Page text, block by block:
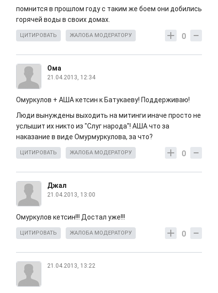
помнится в прошлом году с таким же боем они добились
горячей воды в своих домах.
0
ЦИТИРОВАТЬ ЖАЛОБА МОДЕРАТОРУ
Ома
21.04.2013, 12:34
Омуркулов + АША кетсин к Батукаеву! Поддерживаю!
Люди вынуждены выходить на митинги иначе просто не
услышит их никто из "Слуг народа"! АША что за
наказание в виде Омурмуркулова, за что?
0
ЦИТИРОВАТЬ ЖАЛОБА МОДЕРАТОРУ
Джал
21.04.2013, 13:00
Омуркулов кетсин!!! Достал уже!!!
0
ЦИТИРОВАТЬ ЖАЛОБА МОДЕРАТОРУ
21.04.2013, 13:22